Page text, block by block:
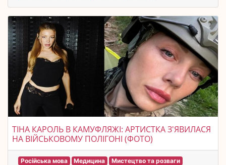
ТІНА КАРОЛЬ В КАМУФЛЯЖІ: АРТИСТКА З'ЯВИЛАСЯ
НА ВІЙСЬКОВОМУ ПОЛІГОНІ (ФОТО)
Російська мова Медицина Мистецтво та розваги